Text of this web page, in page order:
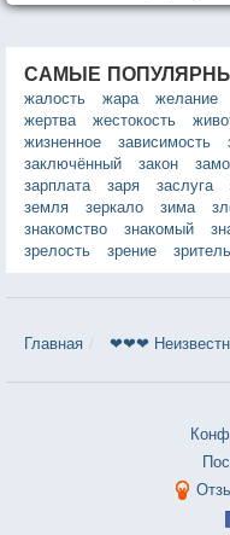
САМЫЕ
жалость
жара желание
жертва
жестокость
жизненное
зависимость
заключённый
закон
зарплата
заря заслуга
земля
зеркало зима
знакомство
знакомый
зрелость
зрение зритель
Главная ❤❤❤